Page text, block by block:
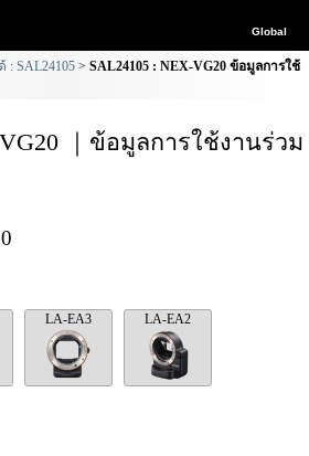
Global
: SAL24105
SAL24105 : NEX-VG20 ข้อมูลการใช้
｜ข้อมูลการใช้งานร่วม
LA-EA3 LA-EA2